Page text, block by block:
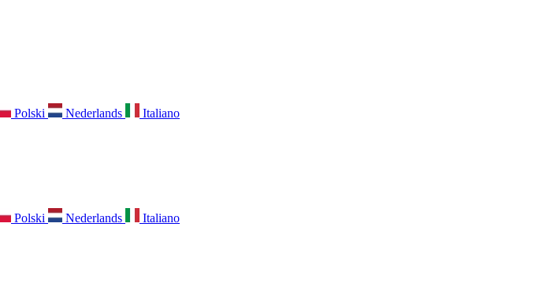
Polski Nederlands Italiano
Polski Nederlands
Italiano